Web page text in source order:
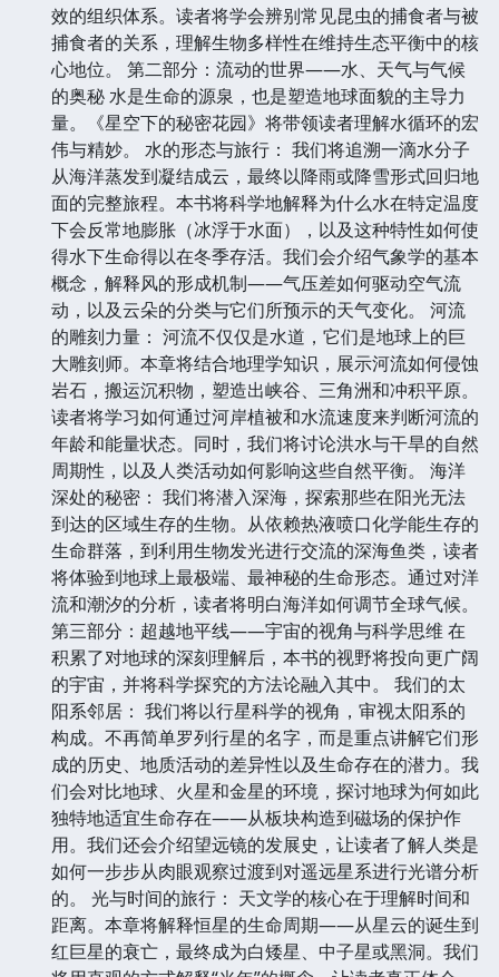
效的组织体系。读者将学会辨别常见昆虫的捕食者与被
捕食者的关系，理解生物多样性在维持生态平衡中的核
心地位。 第二部分：流动的世界——水、天气与气候
的奥秘 水是生命的源泉，也是塑造地球面貌的主导力
量。《星空下的秘密花园》将带领读者理解水循环的宏
伟与精妙。 水的形态与旅行： 我们将追溯一滴水分子
从海洋蒸发到凝结成云，最终以降雨或降雪形式回归地
面的完整旅程。本书将科学地解释为什么水在特定温度
下会反常地膨胀（冰浮于水面），以及这种特性如何使
得水下生命得以在冬季存活。我们会介绍气象学的基本
概念，解释风的形成机制——气压差如何驱动空气流
动，以及云朵的分类与它们所预示的天气变化。 河流
的雕刻力量： 河流不仅仅是水道，它们是地球上的巨
大雕刻师。本章将结合地理学知识，展示河流如何侵蚀
岩石，搬运沉积物，塑造出峡谷、三角洲和冲积平原。
读者将学习如何通过河岸植被和水流速度来判断河流的
年龄和能量状态。同时，我们将讨论洪水与干旱的自然
周期性，以及人类活动如何影响这些自然平衡。 海洋
深处的秘密： 我们将潜入深海，探索那些在阳光无法
到达的区域生存的生物。从依赖热液喷口化学能生存的
生命群落，到利用生物发光进行交流的深海鱼类，读者
将体验到地球上最极端、最神秘的生命形态。通过对洋
流和潮汐的分析，读者将明白海洋如何调节全球气候。
第三部分：超越地平线——宇宙的视角与科学思维 在
积累了对地球的深刻理解后，本书的视野将投向更广阔
的宇宙，并将科学探究的方法论融入其中。 我们的太
阳系邻居： 我们将以行星科学的视角，审视太阳系的
构成。不再简单罗列行星的名字，而是重点讲解它们形
成的历史、地质活动的差异性以及生命存在的潜力。我
们会对比地球、火星和金星的环境，探讨地球为何如此
独特地适宜生命存在——从板块构造到磁场的保护作
用。我们还会介绍望远镜的发展史，让读者了解人类是
如何一步步从肉眼观察过渡到对遥远星系进行光谱分析
的。 光与时间的旅行： 天文学的核心在于理解时间和
距离。本章将解释恒星的生命周期——从星云的诞生到
红巨星的衰亡，最终成为白矮星、中子星或黑洞。我们